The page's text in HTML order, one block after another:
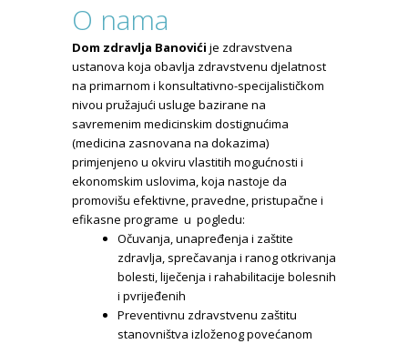
O nama
Dom zdravlja Banovići je zdravstvena
ustanova koja obavlja zdravstvenu djelatnost
na primarnom i konsultativno-specijalističkom
nivou pružajući usluge bazirane na
savremenim medicinskim dostignućima
(medicina zasnovana na dokazima)
primjenjeno u okviru vlastitih mogućnosti i
ekonomskim uslovima, koja nastoje da
promovišu efektivne, pravedne, pristupačne i
efikasne programe u pogledu:
Očuvanja, unapređenja i zaštite
zdravlja, sprečavanja i ranog otkrivanja
bolesti, liječenja i rahabilitacije bolesnih
i pvrijeđenih
Preventivnu zdravstvenu zaštitu
stanovništva izloženog povećanom